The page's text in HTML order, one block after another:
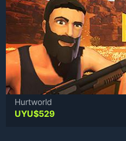
Hurtworld
UYU$529